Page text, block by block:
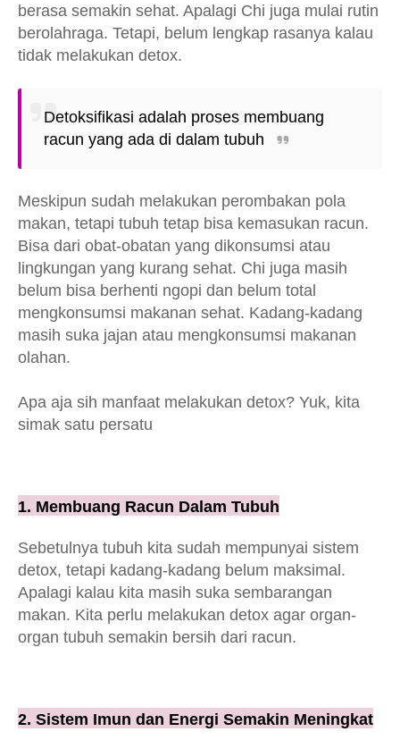
berasa semakin sehat. Apalagi Chi juga mulai rutin
berolahraga. Tetapi, belum lengkap rasanya kalau
tidak melakukan detox.
Detoksifikasi adalah proses membuang
racun yang ada di dalam tubuh
Meskipun sudah melakukan perombakan pola
makan, tetapi tubuh tetap bisa kemasukan racun.
Bisa dari obat-obatan yang dikonsumsi atau
lingkungan yang kurang sehat. Chi juga masih
belum bisa berhenti ngopi dan belum total
mengkonsumsi makanan sehat. Kadang-kadang
masih suka jajan atau mengkonsumsi makanan
olahan.
Apa aja sih manfaat melakukan detox? Yuk, kita
simak satu persatu
1. Membuang Racun Dalam Tubuh
Sebetulnya tubuh kita sudah mempunyai sistem
detox, tetapi kadang-kadang belum maksimal.
Apalagi kalau kita masih suka sembarangan
makan. Kita perlu melakukan detox agar organ-
organ tubuh semakin bersih dari racun.
2. Sistem Imun dan Energi Semakin Meningkat